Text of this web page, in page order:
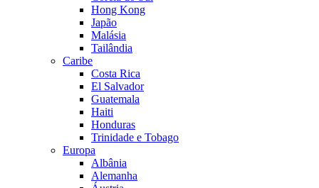
Hong Kong
Japão
Malásia
Tailândia
Caribe
Costa Rica
El Salvador
Guatemala
Haiti
Honduras
Trinidade e Tobago
Europa
Albânia
Alemanha